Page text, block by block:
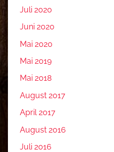
Juli 2020
Juni 2020
Mai 2020
Mai 2019
Mai 2018
August 2017
April 2017
August 2016
Juli 2016